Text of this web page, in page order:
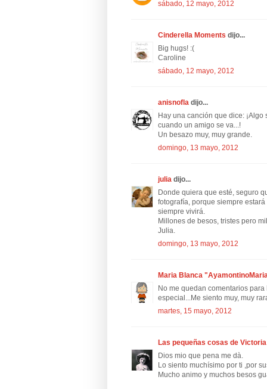
sábado, 12 mayo, 2012
Cinderella Moments dijo...
Big hugs! :(
Caroline
sábado, 12 mayo, 2012
anisnofla dijo...
Hay una canción que dice: ¡Algo
cuando un amigo se va...!
Un besazo muy, muy grande.
domingo, 13 mayo, 2012
julia dijo...
Donde quiera que esté, seguro
fotografía, porque siempre
siempre vivirá.
Millones de besos, tristes pero
Julia.
domingo, 13 mayo, 2012
Maria Blanca
No me quedan comentarios
especial...Me siento muy, muy
martes, 15 mayo, 2012
Las pequeñas cosas de Victoria
Dios mio que pena me dà.
Lo siento muchísimo por ti ,por
Mucho animo y muchos besos